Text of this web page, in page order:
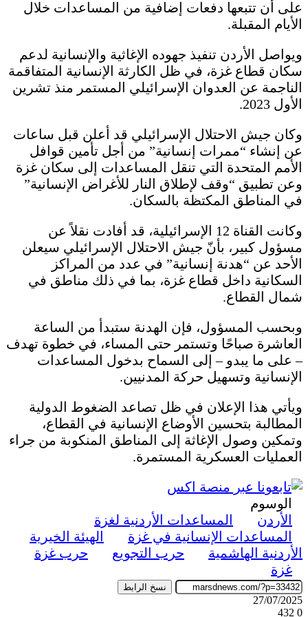
على أن تتبعها دفعات إضافية من المساعدات خلال
الأيام المقبلة.
ويواصل الأردن تنفيذ جهوده الإغاثية والإنسانية لدعم
سكان قطاع غزة، في ظل الكارثة الإنسانية المتفاقمة
الناجمة عن العدوان الإسرائيلي المستمر منذ تشرين
الأول 2023.
وكان جيش الاحتلال الإسرائيلي قد أعلن قبل ساعات
عن إنشاء “ممرات إنسانية” من أجل تأمين قوافل
الأمم المتحدة التي تنقل المساعدات إلى سكان غزة
وعن تطبيق “وقف لإطلاق النار للأغراض الإنسانية”
في المناطق المكتظة بالسكان.
وكانت القناة 12 الإسرائيلية، قد أفادت نقلاً عن
مسؤول كبير، بأنّ جيش الاحتلال الإسرائيلي سيعلن
الأحد عن “هدنة إنسانية” في عدد من المراكز
السكانية داخل قطاع غزة، بما في ذلك مناطق في
شمال القطاع.
وبحسب المسؤول، فإن الهدنة ستبدأ من الساعة
العاشرة صباحًا وتستمر حتى المساء، في خطوة تهدف
– على ما يبدو – إلى السماح بدخول المساعدات
الإنسانية وتسهيل حركة المدنيين.
ويأتي هذا الإعلان في ظل تصاعد الضغوط الدولية
المطالبة بتحسين الأوضاع الإنسانية في القطاع،
وتمكين وصول الإغاثة إلى المناطق المنكوبة من جراء
العمليات العسكرية المستمرة.
الوسوم
الأردن
المساعدات الأردنية لغزة
المساعدات الإنسانية في غزة
الهيئة الخيرية
الأردنية الهاشمية
حرب التجويع
حرب غزة
غزة
نسخ الرابط
27/07/2025
0